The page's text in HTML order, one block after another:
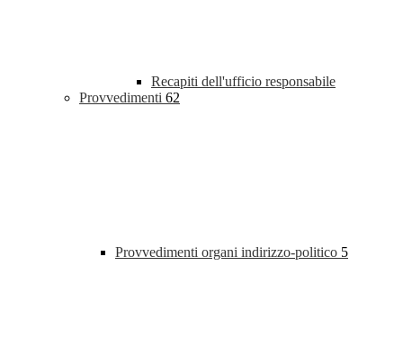
Recapiti dell'ufficio responsabile
Provvedimenti 62
Provvedimenti organi indirizzo-politico 5